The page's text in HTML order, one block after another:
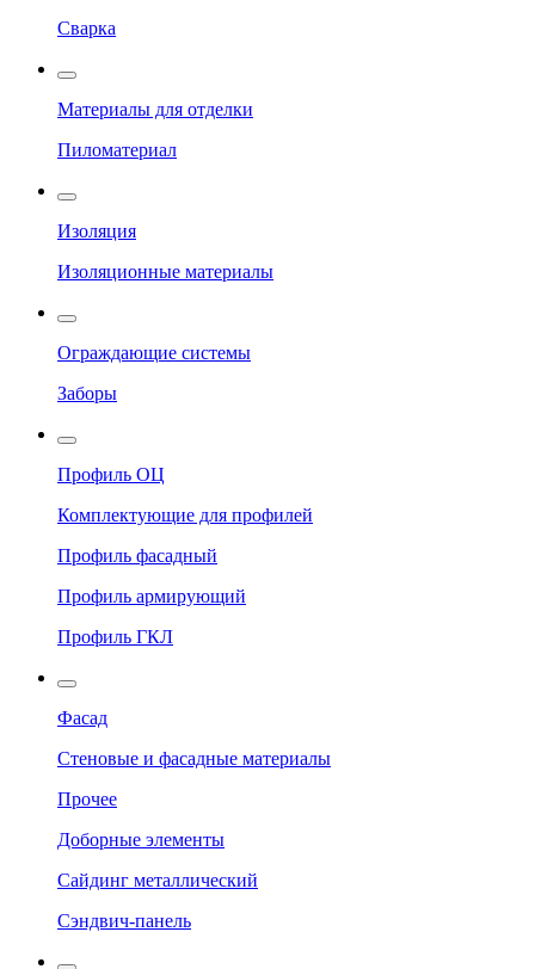
Сварка
Материалы для отделки
Пиломатериал
Изоляция
Изоляционные материалы
Ограждающие системы
Заборы
Профиль ОЦ
Комплектующие для профилей
Профиль фасадный
Профиль армирующий
Профиль ГКЛ
Фасад
Стеновые и фасадные материалы
Прочее
Доборные элементы
Сайдинг металлический
Сэндвич-панель